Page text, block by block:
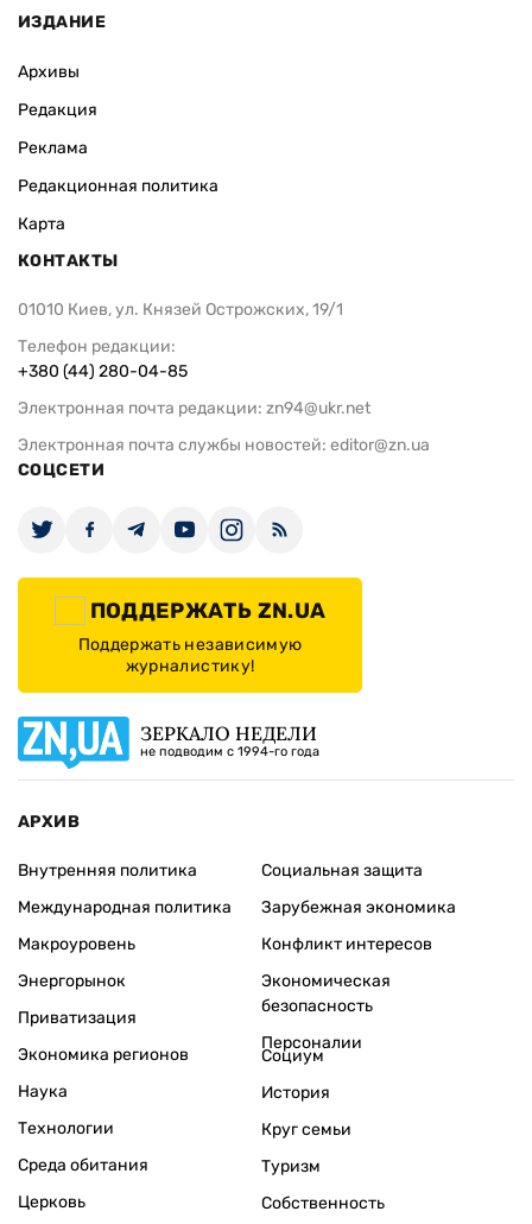
ИЗДАНИЕ
Архивы
Редакция
Реклама
Редакционная политика
Карта
КОНТАКТЫ
01010 Киев, ул. Князей Острожских, 19/1
Телефон редакции:
+380 (44) 280-04-85
Электронная почта редакции: zn94@ukr.net
Электронная почта службы новостей: editor@zn.ua
СОЦСЕТИ
ПОДДЕРЖАТЬ ZN.UA
Поддержать независимую
журналистику!
ЗЕРКАЛО НЕДЕЛИ
не подводим с 1994-го года
АРХИВ
Внутренняя политика
Международная политика
Макроуровень
Энергорынок
Приватизация
Экономика регионов
Социальная защита
Зарубежная экономика
Конфликт интересов
Экономическая
безопасность
Персоналии
Наука
Технологии
Среда обитания
Церковь
Социум
История
Круг семьи
Туризм
Собственность